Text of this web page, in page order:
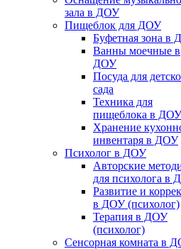
зала в ДОУ
Пищеблок для ДОУ
Буфетная зона в
Ванны моечные в
ДОУ
Посуда для
сада
Техника для
пищеблока в ДОУ
Хранение
инвентаря в ДОУ
Психолог в ДОУ
Авторские
для психолога в
Развитие и
в ДОУ (психолог)
Терапия в ДОУ
(психолог)
Сенсорная комната в